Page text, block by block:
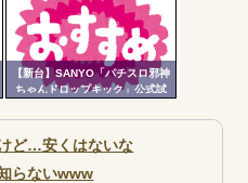
面白いし、月2万円...
【新台】SANYO「パチスロ邪神
ちゃんドロップキック」公式試
いなｗｗｗ
ど…安くはないな
らないwww